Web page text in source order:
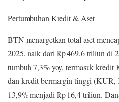
Pertumbuhan Kredit & Aset
BTN menargetkan total aset
2025, naik dari Rp 469,6 triliun di
tumbuh 7,3% yoy, termasuk kredit
dan kredit bermargin tinggi
13,9% menjadi Rp 16,4 triliun.